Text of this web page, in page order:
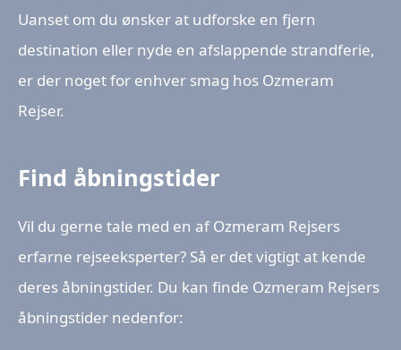
Uanset om du ønsker at udforske en fjern
destination eller nyde en afslappende strandferie,
er der noget for enhver smag hos Ozmeram
Rejser.
Find åbningstider
Vil du gerne tale med en af ​​Ozmeram Rejsers
erfarne rejseeksperter? Så er det vigtigt at kende
deres åbningstider. Du kan finde Ozmeram Rejsers
åbningstider nedenfor: